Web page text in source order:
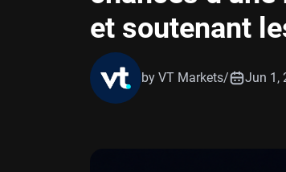
et soutenant
by VT Markets/ Jun 1,